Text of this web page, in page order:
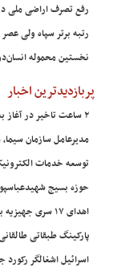
رفع تصرف اراضی ملی
رتبه برتر سپاه ولی
نخستین محموله
پربازدیدترین اخبار
۲ ساعت تاخیر در آغاز به‌کار ادارات و مدارس ۶ شهر خوزستان
مدیرعامل سازمان
توسعه خدمات
حوزه بسیج
اهدای ۱۷ سری جهیزیه به نوعروسان مددجو رامهرمز
پارکینگ طبقاتی
اسرائیل اشغالگر